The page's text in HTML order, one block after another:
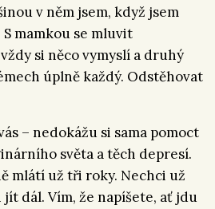
v něm jsem, když jsem
mamkou se mluvit
si něco vymyslí a druhý
úplně každý. Odstěhovat
– nedokážu si sama pomoct
světa a těch depresí.
mlátí už tři roky. Nechci už
dál. Vím, že napíšete, ať jdu